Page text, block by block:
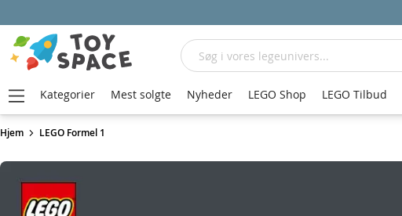
Hjem LEGO Formel 1
Søg
Kategorier Mest solgte Nyheder LEGO Shop LEGO Tilbud